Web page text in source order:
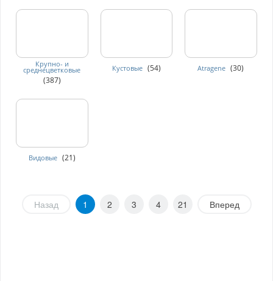
Крупно- и
среднецветковые
(387)
Кустовые (54) Atragene (30)
Видовые (21)
Назад 1 2 3 4 21 Вперед